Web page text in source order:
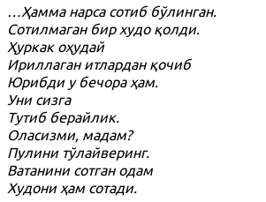
…Ҳамма нарса сотиб бўлинган.
Сотилмаган бир худо қолди.
Ҳуркак оҳудай
Ириллаган итлардан қочиб
Юрибди у бечора ҳам.
Уни сизга
Тутиб берайлик.
Оласизми, мадам?
Пулини тўлайверинг.
Ватанини сотган одам
Худони ҳам сотади.